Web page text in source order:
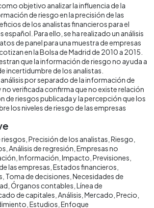
objetivo analizar la influencia de la
de riesgo en la precisión de las
de los analistas financieros para el
Para ello, se ha realizado un análisis
de panel para una muestra de empresas
en la Bolsa de Madrid de 2010 a 2015.
que la información de riesgo no ayuda a
incertidumbre de los analistas.
por separado de la información de
no verificada confirma que no existe relación
de riesgos publicada y la percepción que los
los niveles de riesgo de las empresas
Precisión de los analistas Riesgo
Análisis de regresión Empresas no
Información Impacto Previsiones
las empresas Estados financieros
Toma de decisiones Necesidades de
Órganos contables Línea de
de capitales Análisis Mercado Precio
Estudios Enfoque